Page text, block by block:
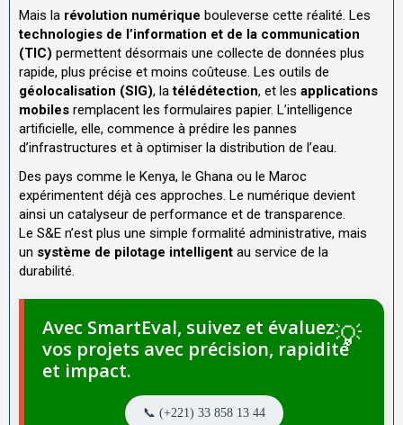
Mais la révolution numérique bouleverse cette réalité. Les
technologies de l’information et de la communication
(TIC) permettent désormais une collecte de données plus
rapide, plus précise et moins coûteuse. Les outils de
géolocalisation (SIG), latélédétection, et les applications
mobiles remplacent les formulaires papier. L’intelligence
artificielle, elle, commence à prédire les pannes
d’infrastructures et à optimiser la distribution de l’eau.
Des pays comme le Kenya, le Ghana ou le Maroc
expérimentent déjà ces approches. Le numérique devient
ainsi un catalyseur de performance et de transparence.
Le S&E n’est plus une simple formalité administrative, mais
un système de pilotage intelligent au service de la
durabilité.
Avec SmartEval, suivez et évaluez
vos projets avec précision, rapidité
et impact.
📞 (+221) 33 858 13 44